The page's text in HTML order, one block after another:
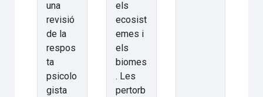
una
revisió
de la
respos
ta
psicolo
gista
els
ecosist
emes i
els
biomes
. Les
pertorb